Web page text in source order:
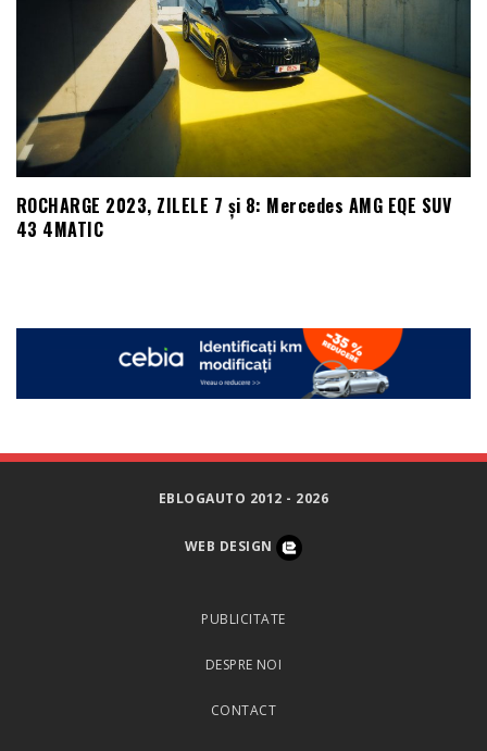
ROCHARGE 2023, ZILELE 7 și 8: Mercedes AMG EQE SUV
43 4MATIC
EBLOGAUTO 2012 - 2026
WEB DESIGN
PUBLICITATE
DESPRE NOI
CONTACT